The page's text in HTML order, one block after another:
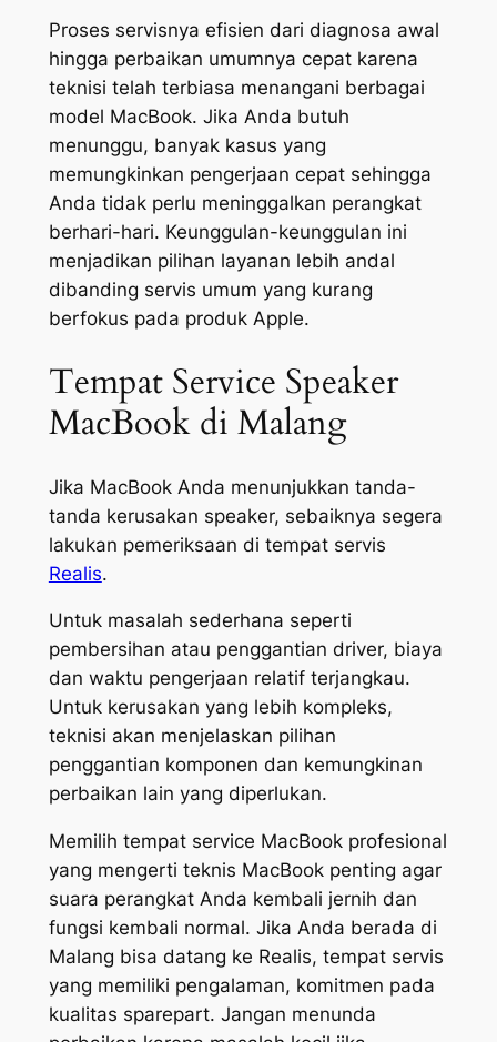
Proses servisnya efisien dari diagnosa awal
hingga perbaikan umumnya cepat karena
teknisi telah terbiasa menangani berbagai
model MacBook. Jika Anda butuh
menunggu, banyak kasus yang
memungkinkan pengerjaan cepat sehingga
Anda tidak perlu meninggalkan perangkat
berhari-hari. Keunggulan-keunggulan ini
menjadikan pilihan layanan lebih andal
dibanding servis umum yang kurang
berfokus pada produk Apple.
Tempat Service Speaker
MacBook di Malang
Jika MacBook Anda menunjukkan tanda-
tanda kerusakan speaker, sebaiknya segera
lakukan pemeriksaan di tempat servis
Realis.
Untuk masalah sederhana seperti
pembersihan atau penggantian driver, biaya
dan waktu pengerjaan relatif terjangkau.
Untuk kerusakan yang lebih kompleks,
teknisi akan menjelaskan pilihan
penggantian komponen dan kemungkinan
perbaikan lain yang diperlukan.
Memilih tempat service MacBook profesional
yang mengerti teknis MacBook penting agar
suara perangkat Anda kembali jernih dan
fungsi kembali normal. Jika Anda berada di
Malang bisa datang ke Realis, tempat servis
yang memiliki pengalaman, komitmen pada
kualitas sparepart. Jangan menunda